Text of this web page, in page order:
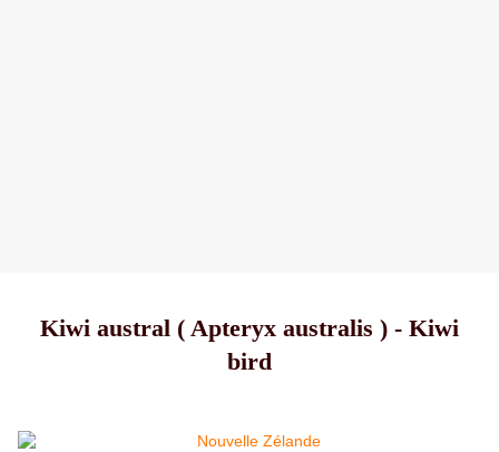
Kiwi austral ( Apteryx australis ) - Kiwi
bird